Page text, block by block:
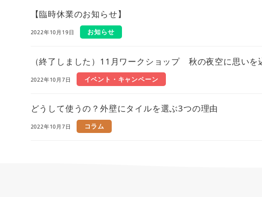
【臨時休業のお知らせ】
2022年10月19日 お知らせ
（終了しました）11月ワークショップ 秋の夜空に思いを
2022年10月7日 イベント・キャンペーン
どうして使うの？外壁にタイルを選ぶ3つの理由
2022年10月7日 コラム